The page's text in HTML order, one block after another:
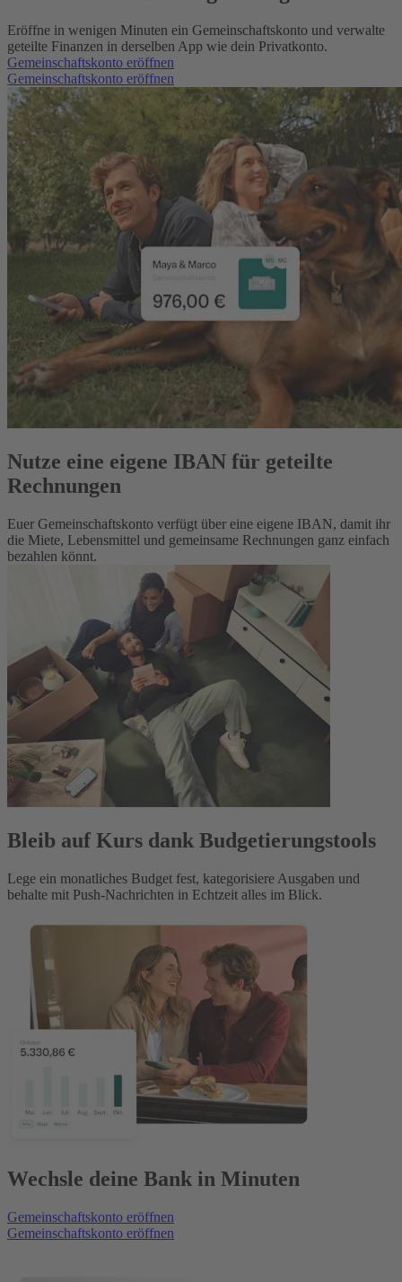
Eröffne in wenigen Minuten ein Gemeinschaftskonto und verwalte
geteilte Finanzen in derselben App wie dein Privatkonto.
Gemeinschaftskonto eröffnen
Gemeinschaftskonto eröffnen
Nutze eine eigene IBAN für geteilte
Rechnungen
Euer Gemeinschaftskonto verfügt über eine eigene IBAN, damit ihr
die Miete, Lebensmittel und gemeinsame Rechnungen ganz einfach
bezahlen könnt.
Bleib auf Kurs dank Budgetierungstools
Lege ein monatliches Budget fest, kategorisiere Ausgaben und
behalte mit Push-Nachrichten in Echtzeit alles im Blick.
Wechsle deine Bank in Minuten
Gemeinschaftskonto eröffnen
Gemeinschaftskonto eröffnen